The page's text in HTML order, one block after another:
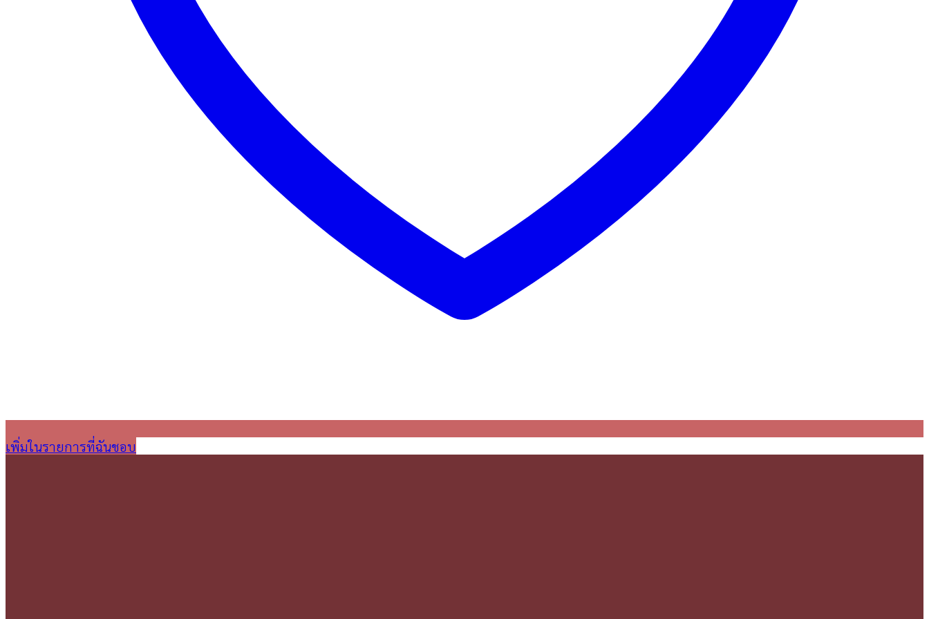
เพิ่มในรายการที่ฉันชอบ